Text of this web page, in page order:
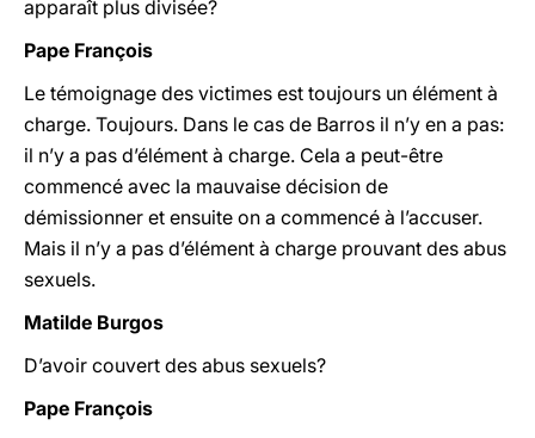
apparaît plus divisée?
Pape François
Le témoignage des victimes est toujours un élément à
charge. Toujours. Dans le cas de Barros il n’y en a pas:
il n’y a pas d’élément à charge. Cela a peut-être
commencé avec la mauvaise décision de
démissionner et ensuite on a commencé à l’accuser.
Mais il n’y a pas d’élément à charge prouvant des abus
sexuels.
Matilde Burgos
D’avoir couvert des abus sexuels?
Pape François